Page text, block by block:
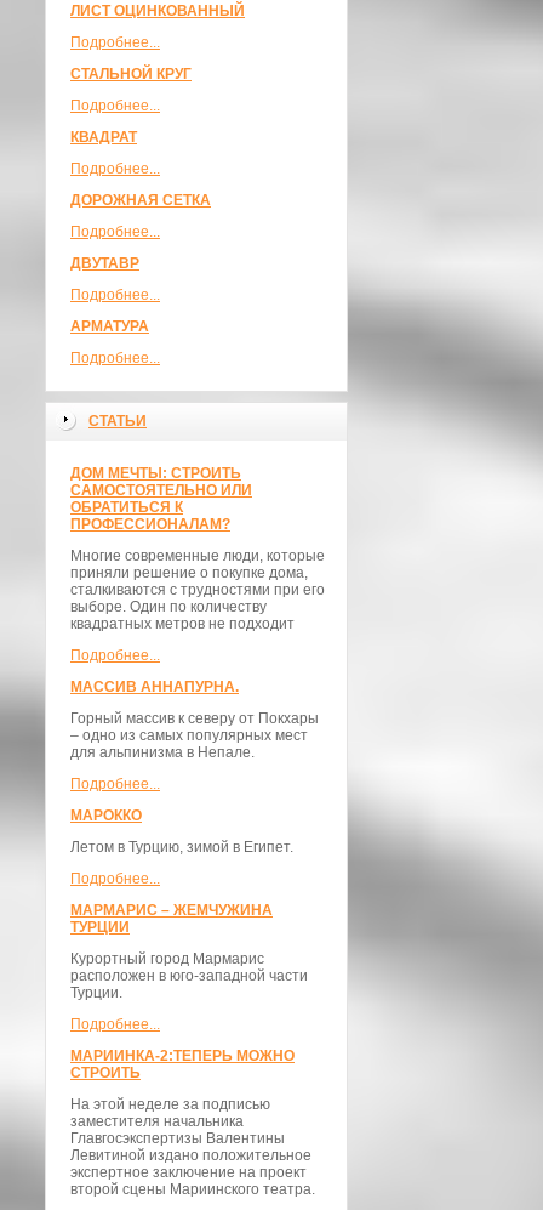
ЛИСТ ОЦИНКОВАННЫЙ
Подробнее...
СТАЛЬНОЙ КРУГ
Подробнее...
КВАДРАТ
Подробнее...
ДОРОЖНАЯ СЕТКА
Подробнее...
ДВУТАВР
Подробнее...
АРМАТУРА
Подробнее...
СТАТЬИ
ДОМ МЕЧТЫ: СТРОИТЬ
САМОСТОЯТЕЛЬНО ИЛИ
ОБРАТИТЬСЯ К
ПРОФЕССИОНАЛАМ?
Многие современные люди, которые
приняли решение о покупке дома,
сталкиваются с трудностями при его
выборе. Один по количеству
квадратных метров не подходит
Подробнее...
МАССИВ АННАПУРНА.
Горный массив к северу от Покхары
– одно из самых популярных мест
для альпинизма в Непале.
Подробнее...
МАРОККО
Летом в Турцию, зимой в Египет.
Подробнее...
МАРМАРИС – ЖЕМЧУЖИНА
ТУРЦИИ
Курортный город Мармарис
расположен в юго-западной части
Турции.
Подробнее...
МАРИИНКА-2:ТЕПЕРЬ МОЖНО
СТРОИТЬ
На этой неделе за подписью
заместителя начальника
Главгосэкспертизы Валентины
Левитиной издано положительное
экспертное заключение на проект
второй сцены Мариинского театра.